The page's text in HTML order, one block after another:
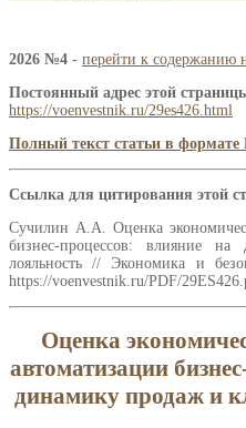
2026 №4 - перейти к содержанию
Постоянный адрес этой
https://voenvestnik.ru/29es426.html
Полный текст статьи в формате
Ссылка для цитирования этой
Сучилин А.А. Оценка
бизнес-процессов: влияние
лояльность // Экономика и
https://voenvestnik.ru/PDF/
Оценка
автоматизации
динамику продаж и